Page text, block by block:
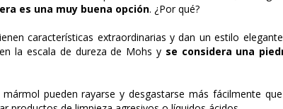
es una muy buena opción. ¿Por qué?
características extraordinarias y dan un estilo
la escala de dureza de Mohs y se considera una
pueden rayarse y desgastarse más fácilmente